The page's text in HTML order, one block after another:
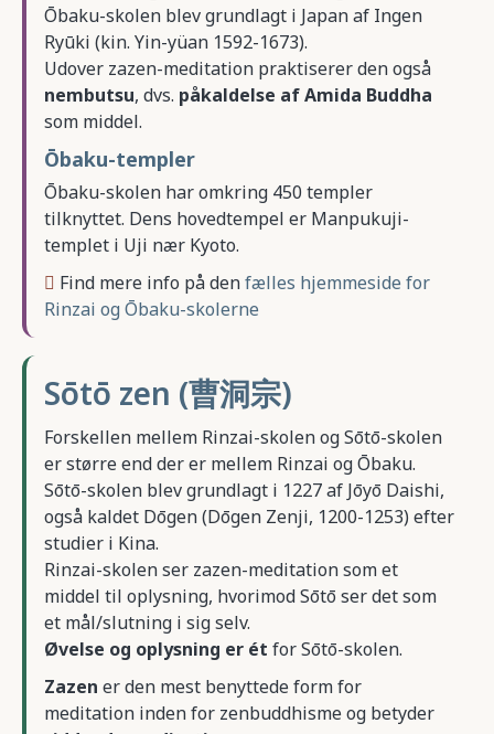
Ōbaku-skolen blev grundlagt i Japan af Ingen
Ryūki (kin. Yin-yüan 1592-1673).
Udover zazen-meditation praktiserer den også
nembutsu, dvs. påkaldelse af Amida Buddha
som middel.
Ōbaku-templer
Ōbaku-skolen har omkring 450 templer
tilknyttet. Dens hovedtempel er Manpukuji-
templet i Uji nær Kyoto.
Find mere info på denfælles hjemmeside for
Rinzai og Ōbaku-skolerne
Sōtō zen (曹洞宗)
Forskellen mellem Rinzai-skolen og Sōtō-skolen
er større end der er mellem Rinzai og Ōbaku.
Sōtō-skolen blev grundlagt i 1227 af Jōyō Daishi,
også kaldet Dōgen (Dōgen Zenji, 1200-1253) efter
studier i Kina.
Rinzai-skolen ser zazen-meditation som et
middel til oplysning, hvorimod Sōtō ser det som
et mål/slutning i sig selv.
Øvelse og oplysning er ét for Sōtō-skolen.
Zazen er den mest benyttede form for
meditation inden for zenbuddhisme og betyder